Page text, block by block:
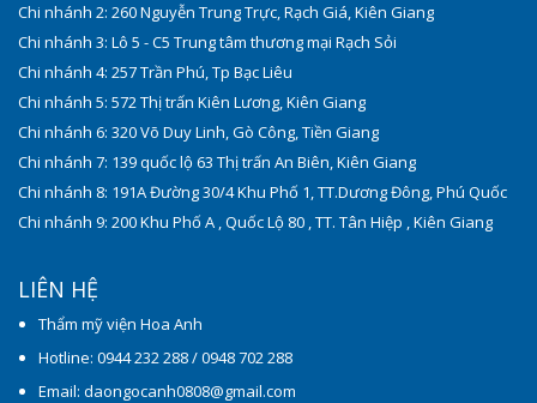
Chi nhánh 2: 260 Nguyễn Trung Trực, Rạch Giá, Kiên Giang
Chi nhánh 3: Lô 5 - C5 Trung tâm thương mại Rạch Sỏi
Chi nhánh 4: 257 Trần Phú, Tp Bạc Liêu
Chi nhánh 5: 572 Thị trấn Kiên Lương, Kiên Giang
Chi nhánh 6: 320 Võ Duy Linh, Gò Công, Tiền Giang
Chi nhánh 7: 139 quốc lộ 63 Thị trấn An Biên, Kiên Giang
Chi nhánh 8: 191A Đường 30/4 Khu Phố 1, TT.Dương Đông, Phú Quốc
Chi nhánh 9: 200 Khu Phố A , Quốc Lộ 80 , TT. Tân Hiệp , Kiên Giang
LIÊN HỆ
Thẩm mỹ viện Hoa Anh
Hotline: 0944 232 288 / 0948 702 288
Email: daongocanh0808@gmail.com